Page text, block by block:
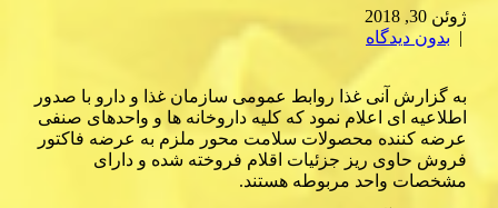
ژوئن 30, 2018
| بدون دیدگاه
به گزارش آنی غذا روابط عمومی سازمان غذا و دارو با صدور
اطلاعیه ای اعلام نمود كه كلیه داروخانه ها و واحدهای صنفی
عرضه كننده محصولات سلامت محور ملزم به عرضه فاكتور
فروش حاوی ریز جزئیات اقلام فروخته شده و دارای
مشخصات واحد مربوطه هستند.